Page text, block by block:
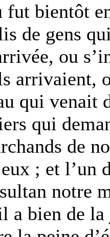
fut bientôt
de gens
ou
arrivaient,
qui venait
qui
de
; et l’un
notre
a bien de